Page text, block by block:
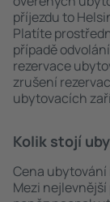
příjezdu to
Platíte
případě
rezervace
zrušení
ubytovacích
Kolik stojí
Cena
Mezi